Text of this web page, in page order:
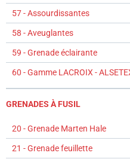
57 - Assourdissantes
58 - Aveuglantes
59 - Grenade éclairante
60 - Gamme LACROIX -
GRENADES À FUSIL
20 - Grenade Marten Hale
21 - Grenade feuillette